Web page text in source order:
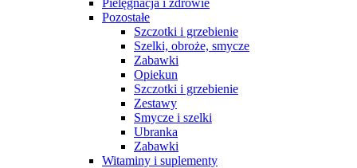
Pozostałe
Szczotki i grzebienie
Szelki, obroże, smycze
Zabawki
Opiekun
Szczotki i grzebienie
Zestawy
Smycze i szelki
Ubranka
Zabawki
Witaminy i suplementy